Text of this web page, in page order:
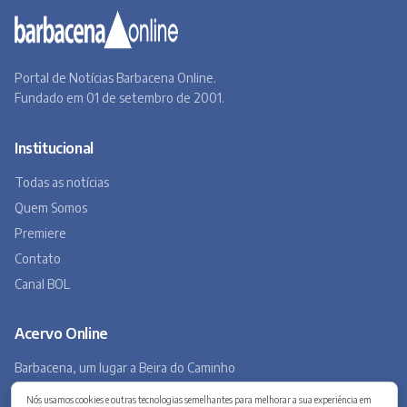
Nós usamos cookies e outras tecnologias semelhantes para melhorar a sua experiência em
Contato
Acervo Online
Barbacena, um lugar a Beira do Caminho
Museu Virtual
Museu do Tropeirismo
Copyright 2026 © Barbacena Online. Todos os direitos reservados.